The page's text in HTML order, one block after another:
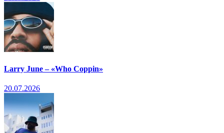
Larry June – «Who Coppin»
20.07.2026